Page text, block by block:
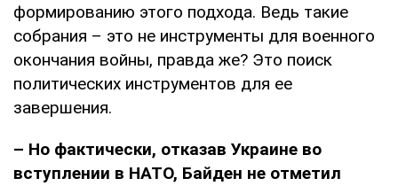
формированию этого подхода. Ведь такие
собрания – это не инструменты для военного
окончания войны, правда же? Это поиск
политических инструментов для ее
завершения.
– Но фактически, отказав Украине во
вступлении в НАТО, Байден не отметил